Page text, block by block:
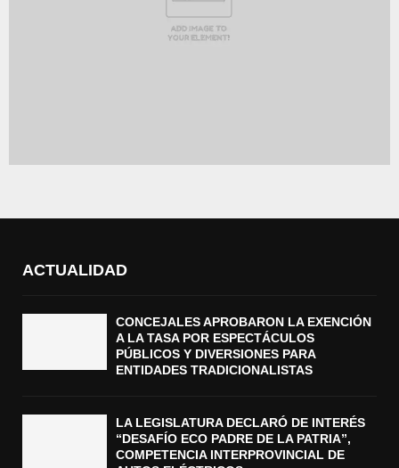
ACTUALIDAD
CONCEJALES APROBARON LA EXENCIÓN
A LA TASA POR ESPECTÁCULOS
PÚBLICOS Y DIVERSIONES PARA
ENTIDADES TRADICIONALISTAS
LA LEGISLATURA DECLARÓ DE INTERÉS
“DESAFÍO ECO PADRE DE LA PATRIA”,
COMPETENCIA INTERPROVINCIAL DE